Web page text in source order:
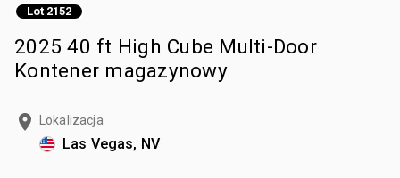
Lot 2152
2025 40 ft High Cube Multi-Door
Kontener magazynowy
Lokalizacja
Las Vegas, NV